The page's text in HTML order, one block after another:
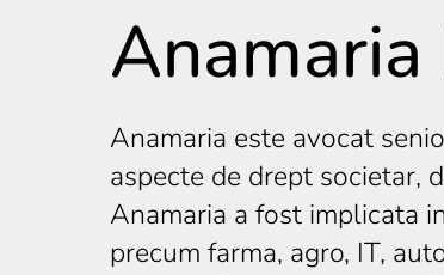
Anamaria
Anamaria este avocat
aspecte de drept societar,
Anamaria a fost implicata
precum farma, agro, IT,